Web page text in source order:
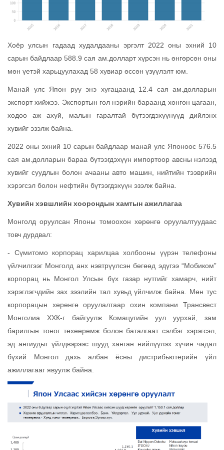
Хоёр улсын гадаад худалдааны эргэлт 2022 оны эхний 10
сарын байдлаар 588.9 сая ам.долларт хүрсэн нь өнгөрсөн оны
мөн үетэй харьцуулахад 58 хувиар өссөн үзүүлэлт юм.
Манай улс Япон руу энэ хугацаанд 12.4 сая ам.долларын
экспорт хийжээ. Экспортын гол нэрийн бараанд хөнгөн цагаан,
хөдөө аж ахуй, малын гаралтай бүтээгдэхүүнүүд дийлэнх
хувийг эзэлж байна.
2022 оны эхний 10 сарын байдлаар манай улс Японоос 576.5
сая ам.долларын бараа бүтээгдэхүүн импортоор авсны нэлээд
хувийг суудлын болон ачааны авто машин, нийтийн тээврийн
хэрэгсэл болон нефтийн бүтээгдэхүүн эзэлж байна.
Хувийн хэвшлийн хоорондын хамтын ажиллагаа
Монголд оруулсан Японы томоохон хөрөнгө оруулалтуудаас
товч дурдвал:
- Сүмитомо корпорац харилцаа холбооны үүрэн телефоны
үйлчилгээг Монголд анх нэвтрүүлсэн бөгөөд эдүгээ “Мобиком”
корпорац нь Монгол Улсын бүх газар нутгийг хамарч, нийт
хэрэглэгчдийн зах зээлийн тал хувьд үйлчилж байна. Мөн тус
корпорацын хөрөнгө оруулалтаар охин компани Трансвест
Монголиа ХХК-г байгуулж Комацугийн уул уурхай, зам
барилгын тоног төхөөрөмж болон баталгаат сэлбэг хэрэгсэл,
эд ангиудыг үйлдвэрээс шууд ханган нийлүүлэх хүчин чадал
бүхий Монгол дахь албан ёсны дистрибьютерийн үйл
ажиллагааг явуулж байна.